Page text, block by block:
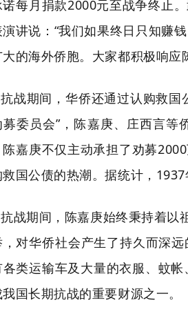
诺每月捐款2000元至战争终止
讲说：“我们如果终日只知赚
的海外侨胞。大家都积极响应
抗战期间，华侨还通过认购救国
募委员会”，陈嘉庚、庄西言
嘉庚不仅主动承担了劝募
国公债的热潮。据统计，
抗战期间，陈嘉庚始终秉持着以
对华侨社会产生了持久而深
类运输车及大量的衣服、蚊
国长期抗战的重要财源之一。